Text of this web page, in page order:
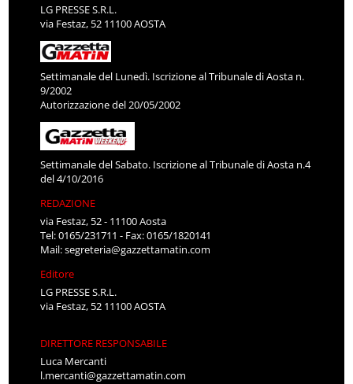
LG PRESSE S.R.L.
via Festaz, 52 11100 AOSTA
Settimanale del Lunedì. Iscrizione al Tribunale di Aosta n.
9/2002
Autorizzazione del 20/05/2002
Settimanale del Sabato. Iscrizione al Tribunale di Aosta n.4
del 4/10/2016
REDAZIONE
via Festaz, 52 - 11100 Aosta
Tel: 0165/231711 - Fax: 0165/1820141
Mail:segreteria@gazzettamatin.com
Editore
LG PRESSE S.R.L.
via Festaz, 52 11100 AOSTA
DIRETTORE RESPONSABILE
Luca Mercanti
l.mercanti@gazzettamatin.com